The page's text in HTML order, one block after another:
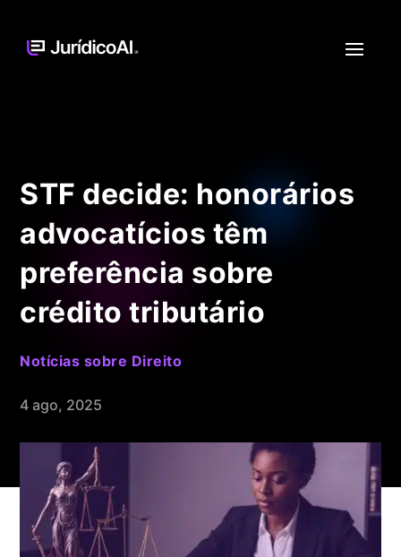
STF decide: honorários
advocatícios têm
preferência sobre
crédito tributário
Notícias sobre Direito
4 ago, 2025